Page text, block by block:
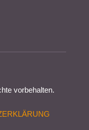
vorbehalten.